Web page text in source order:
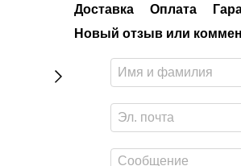
Доставка Оплата
Новый отзыв или